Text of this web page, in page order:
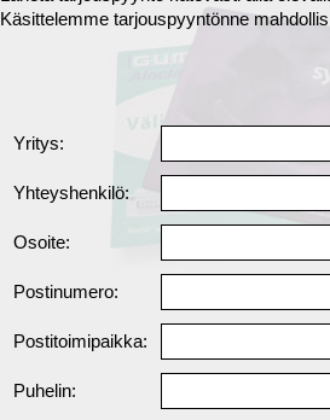
Käsittelemme tarjouspyyntönne
Yritys:
Yhteyshenkilö:
Osoite:
Postinumero:
Postitoimipaikka:
Puhelin: